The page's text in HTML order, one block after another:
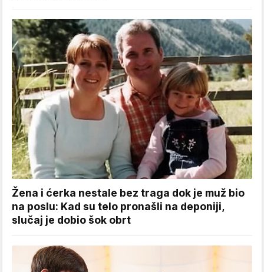
Žena i ćerka nestale bez traga dok je muž bio
na poslu: Kad su telo pronašli na deponiji,
slučaj je dobio šok obrt